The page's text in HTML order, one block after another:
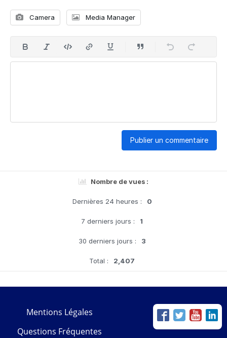
Camera Media Manager
Publier un commentaire
Nombre de vues :
Dernières 24 heures : 0
7 derniers jours : 1
30 derniers jours : 3
Total : 2,407
Mentions Légales
Questions Fréquentes